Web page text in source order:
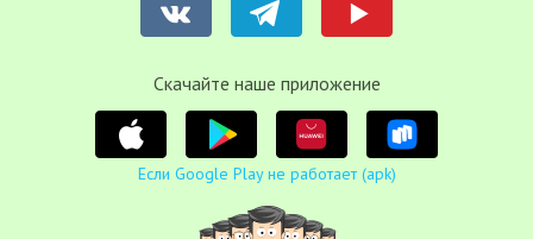
Cкачайте наше приложение
Если Google Play не работает (apk)